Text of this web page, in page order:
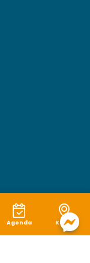
Agenda Karte